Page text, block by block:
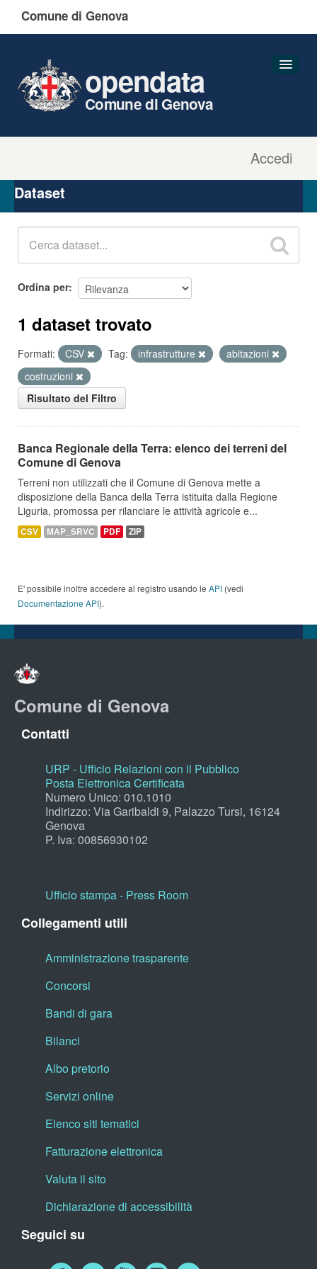
Comune di Genova
Accedi
opendata
Comune di Genova
Organizzazioni
Gruppi
Dataset
Ordina per
1 dataset trovato
Formati: CSV Tag: infrastrutture
abitazioni
costruzioni
Risultato del Filtro
Banca Regionale della Terra: elenco dei terreni del
Comune di Genova
Terreni non utilizzati che il Comune di Genova mette a
disposizione della Banca della Terra istituita dalla Regione
Liguria, promossa per rilanciare le attività agricole e...
CSV MAP_SRVC PDF ZIP
E' possibile inoltre accedere al registro usando le API (vedi
Documentazione API).
Comune di Genova
Contatti
URP - Ufficio Relazioni con il Pubblico
Posta Elettronica Certificata
Numero Unico: 010.1010
Indirizzo: Via Garibaldi 9, Palazzo Tursi, 16124
Genova
P. Iva: 00856930102
Ufficio stampa - Press Room
Collegamenti utili
Amministrazione trasparente
Concorsi
Bandi di gara
Bilanci
Albo pretorio
Servizi online
Elenco siti tematici
Fatturazione elettronica
Valuta il sito
Dichiarazione di accessibilità
Seguici su